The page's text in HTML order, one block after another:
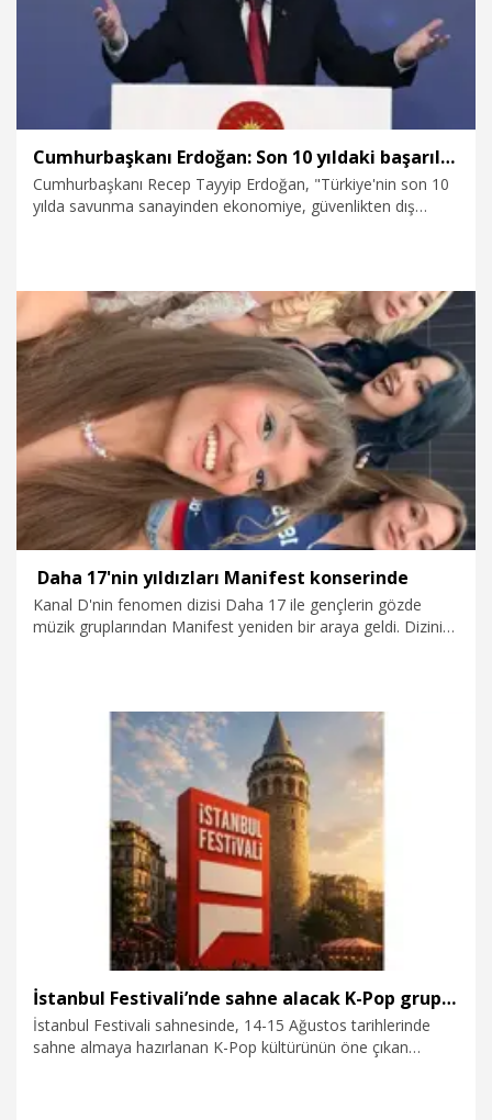
Cumhurbaşkanı Erdoğan: Son 10 yıldaki başarıların arkasında FETÖ'nün tasfiyesi vardır
Cumhurbaşkanı Recep Tayyip Erdoğan, "Türkiye'nin son 10
yılda savunma sanayinden ekonomiye, güvenlikten dış
inşallah Türkiye'nin yürüyüşü daha da süratlenecektir" dedi.
15.07.2026
​ Daha 17'nin yıldızları Manifest konserinde
Kanal D'nin fenomen dizisi Daha 17 ile gençlerin gözde
müzik gruplarından Manifest yeniden bir araya geldi. Dizinin
Kültür&Sanat
İstanbul Festivali’nde sahne alacak K-Pop gruplarından Türkiye mesajı
İstanbul Festivali sahnesinde, 14-15 Ağustos tarihlerinde
sahne almaya hazırlanan K-Pop kültürünün öne çıkan